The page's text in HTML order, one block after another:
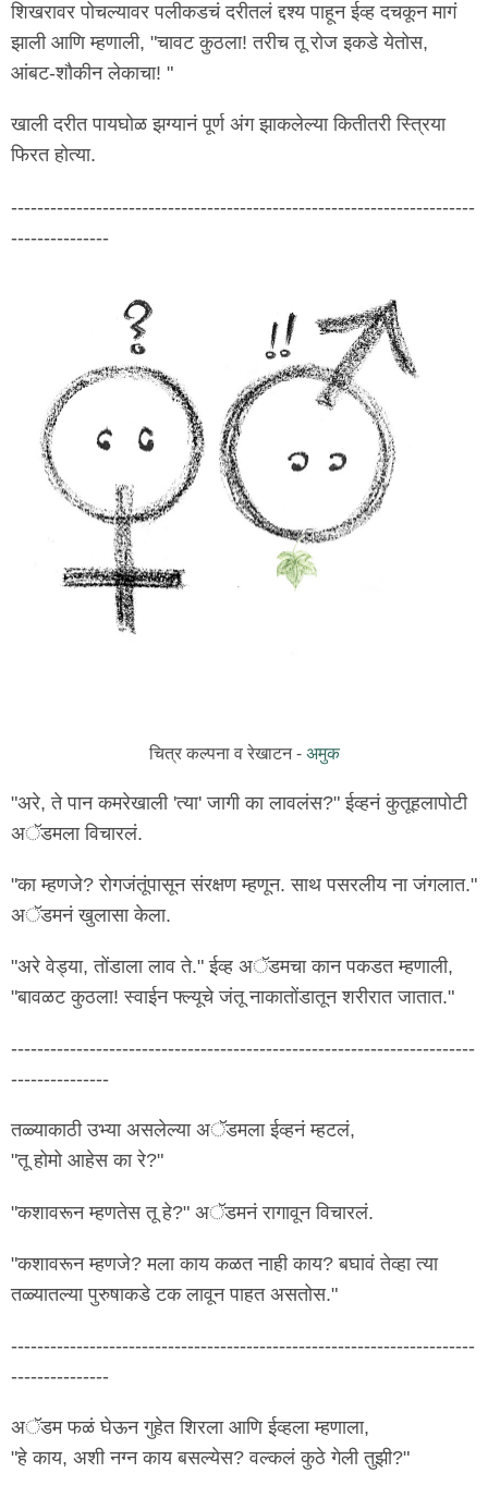
शिखरावर पोचल्यावर पलीकडचं दरीतलं द्दश्य पाहून ईव्ह दचकून मागं
झाली आणि म्हणाली, "चावट कुठला! तरीच तू रोज इकडे येतोस,
आंबट-शौकीन लेकाचा! "
खाली दरीत पायघोळ झग्यानं पूर्ण अंग झाकलेल्या कितीतरी स्त्रिया
फिरत होत्या.
-----------------------------------------------------------------------
---------------
चित्र कल्पना व रेखाटन -अमुक
"अरे, ते पान कमरेखाली 'त्या' जागी का लावलंस?" ईव्हनं कुतूहलापोटी
अॅडमला विचारलं.
"का म्हणजे? रोगजंतूंपासून संरक्षण म्हणून. साथ पसरलीय ना जंगलात."
अॅडमनं खुलासा केला.
"अरे वेड्या, तोंडाला लाव ते." ईव्ह अॅडमचा कान पकडत म्हणाली,
"बावळट कुठला! स्वाईन फ्ल्यूचे जंतू नाकातोंडातून शरीरात जातात."
-----------------------------------------------------------------------
---------------
तळ्याकाठी उभ्या असलेल्या अॅडमला ईव्हनं म्हटलं,
"तू होमो आहेस का रे?"
"कशावरून म्हणतेस तू हे?" अॅडमनं रागावून विचारलं.
"कशावरून म्हणजे? मला काय कळत नाही काय? बघावं तेव्हा त्या
तळ्यातल्या पुरुषाकडे टक लावून पाहत असतोस."
-----------------------------------------------------------------------
---------------
अॅडम फळं घेऊन गुहेत शिरला आणि ईव्हला म्हणाला,
"हे काय, अशी नग्न काय बसल्येस? वल्कलं कुठे गेली तुझी?"